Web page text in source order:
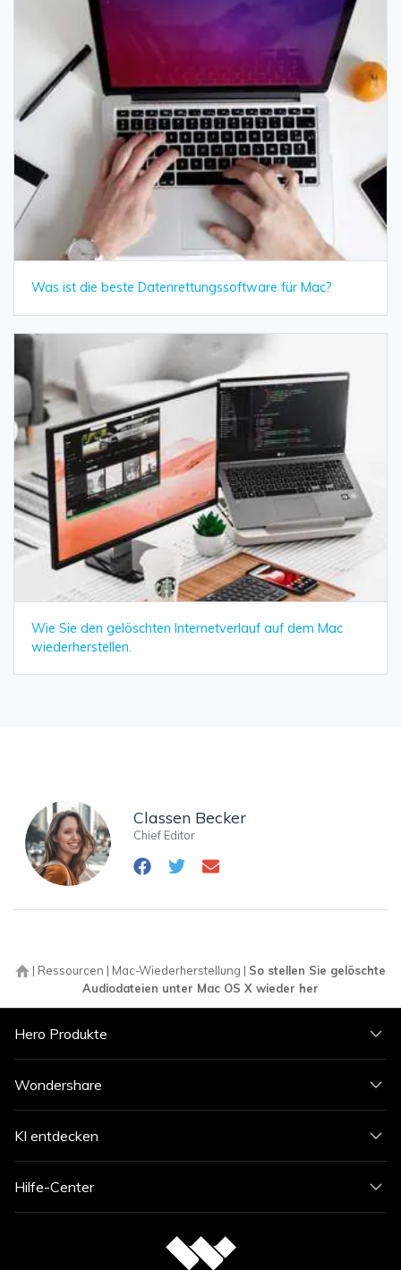
Was ist die beste Datenrettungssoftware für Mac?
Wie Sie den gelöschten Internetverlauf auf dem Mac
wiederherstellen.
Classen Becker
Chief Editor
| Ressourcen | Mac-Wiederherstellung | So stellen Sie gelöschte
Audiodateien unter Mac OS X wieder her
Hero Produkte
Wondershare
KI entdecken
Hilfe-Center